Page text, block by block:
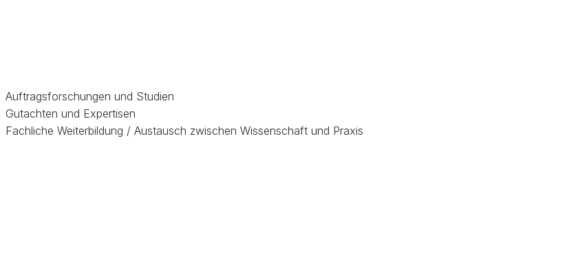
Auftragsforschungen und Studien
Gutachten und Expertisen
Fachliche Weiterbildung / Austausch zwischen Wissenschaft und Praxis